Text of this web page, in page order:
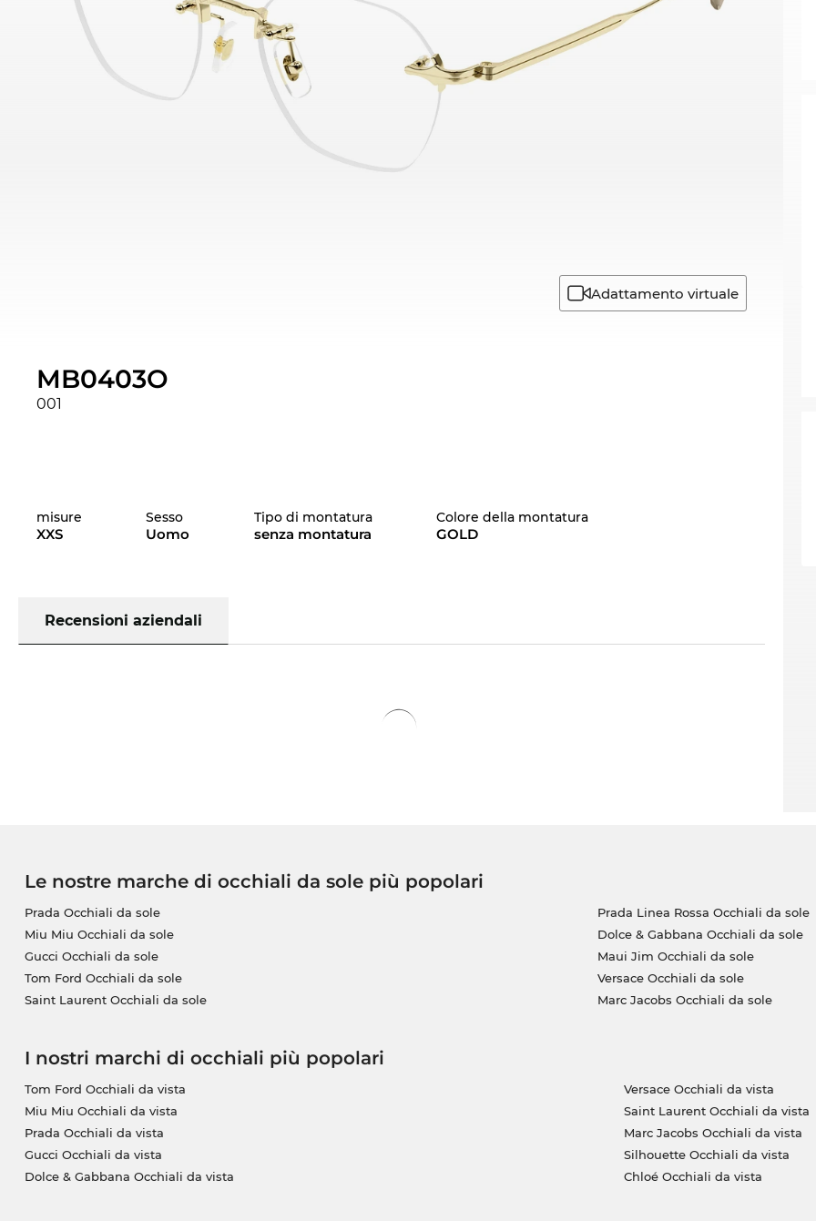
Adattamento virtuale
MB0403O
001
misure
XXS
Sesso
Uomo
Tipo di montatura
senza montatura
Colore della montatura
GOLD
Recensioni aziendali
Le nostre marche di occhiali da sole più popolari
Prada Occhiali da sole
Miu Miu Occhiali da sole
Gucci Occhiali da sole
Tom Ford Occhiali da sole
Saint Laurent Occhiali da sole
Prada Linea Rossa Occhiali da sole
Dolce & Gabbana Occhiali da sole
Maui Jim Occhiali da sole
Versace Occhiali da sole
Marc Jacobs Occhiali da sole
I nostri marchi di occhiali più popolari
Tom Ford Occhiali da vista
Miu Miu Occhiali da vista
Prada Occhiali da vista
Gucci Occhiali da vista
Dolce & Gabbana Occhiali da vista
Versace Occhiali da vista
Saint Laurent Occhiali da vista
Marc Jacobs Occhiali da vista
Silhouette Occhiali da vista
Chloé Occhiali da vista